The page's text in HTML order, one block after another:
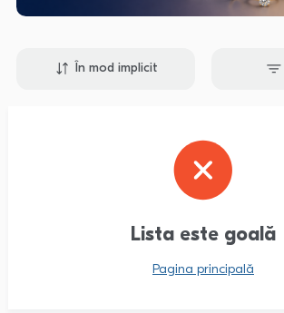
În mod implicit
Lista este goală
Pagina principală